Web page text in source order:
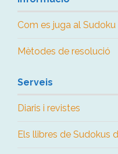
Com es juga al Sudoku
Mètodes de resolució
Serveis
Diaris i revistes
Els llibres de Sudokus